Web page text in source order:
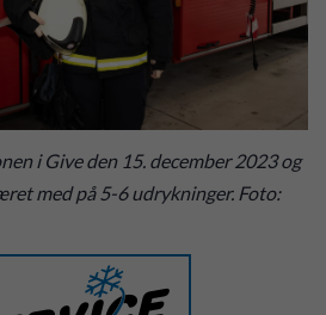
i Give den 15. december 2023 og
med på 5-6 udrykninger. Foto: